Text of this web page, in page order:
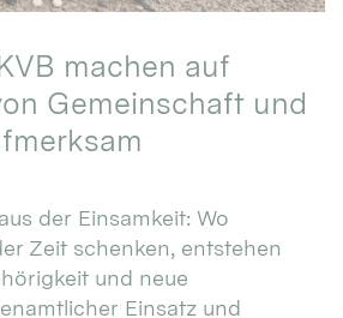
machen auf
Gemeinschaft und
der Einsamkeit: Wo
Zeit schenken, entstehen
und neue
Einsatz und